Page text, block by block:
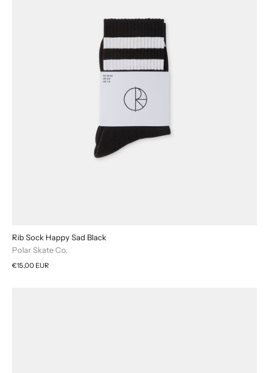
Rib Sock Happy Sad Black
Polar Skate Co.
€15,00 EUR